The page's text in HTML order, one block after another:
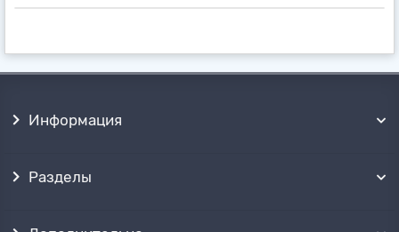
Информация
Разделы